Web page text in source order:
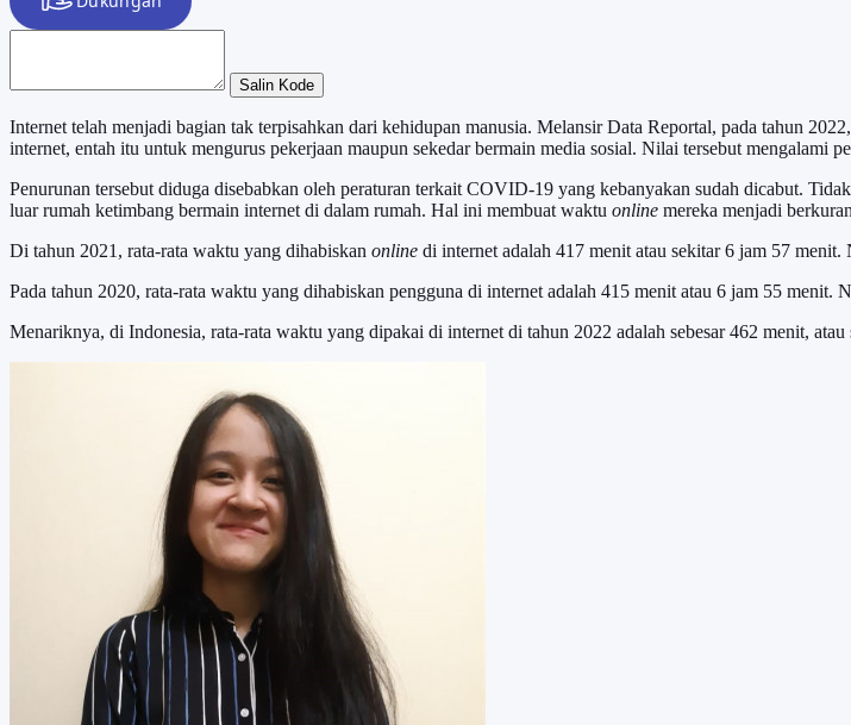
Salin Kode
Internet telah menjadi bagian tak terpisahkan dari kehidupan manusia. Melansir Data Reportal, pada tahun
internet, entah itu untuk mengurus pekerjaan maupun sekedar bermain media sosial. Nilai tersebut mengalami
Penurunan tersebut diduga disebabkan oleh peraturan terkait COVID-19 yang kebanyakan sudah dicabut.
luar rumah ketimbang bermain internet di dalam rumah. Hal ini membuat waktu online mereka menjadi
Di tahun 2021, rata-rata waktu yang dihabiskan online di internet adalah 417 menit atau sekitar 6 jam 57
Pada tahun 2020, rata-rata waktu yang dihabiskan pengguna di internet adalah 415 menit atau 6 jam 55 menit.
Menariknya, di Indonesia, rata-rata waktu yang dipakai di internet di tahun 2022 adalah sebesar 462 menit,